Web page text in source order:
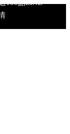
我了解詳情
品牌商品的真實
星體驗4件組】